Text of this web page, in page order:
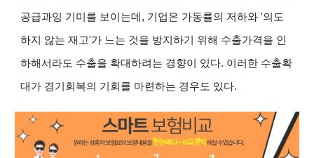
공급과잉 기미를 보이는데, 기업은 가동률의 저하와 '의도
하지 않는 재고'가 느는 것을 방지하기 위해 수출가격을 인
하해서라도 수출을 확대하려는 경향이 있다. 이러한 수출확
대가 경기회복의 기회를 마련하는 경우도 있다.